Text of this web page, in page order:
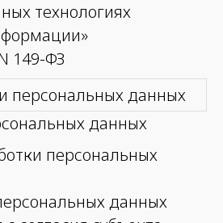
технологиях
149-ФЗ
персональных данных
данных
персональных
данных